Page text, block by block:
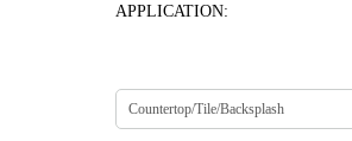
APPLICATION: